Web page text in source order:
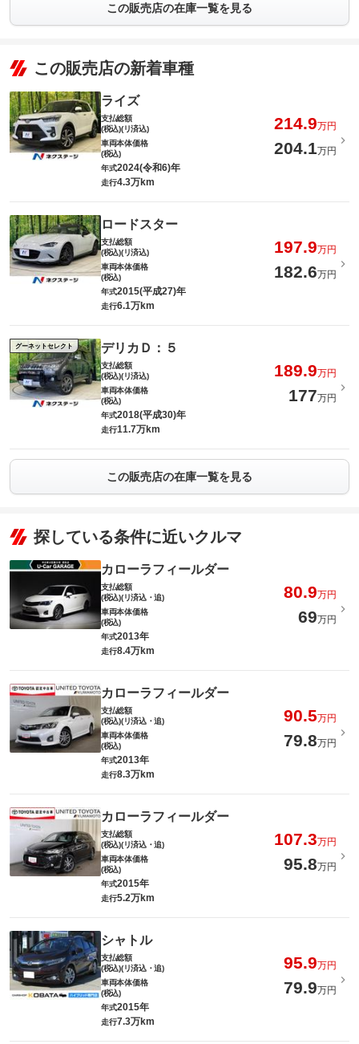
この販売店の在庫一覧を見る
この販売店の新着車種
ライズ
支払総額
(税込)(リ済込)
214.9万円
車両本体価格
(税込)
204.1万円
年式2024(令和6)年
走行4.3万km
ロードスター
支払総額
(税込)(リ済込)
197.9万円
車両本体価格
(税込)
182.6万円
年式2015(平成27)年
走行6.1万km
グーネットセレクト デリカＤ：５
支払総額
(税込)(リ済込)
189.9万円
車両本体価格
(税込)
177万円
年式2018(平成30)年
走行11.7万km
この販売店の在庫一覧を見る
探している条件に近いクルマ
カローラフィールダー
支払総額
(税込)(リ済込・追)
80.9万円
車両本体価格
(税込)
69万円
年式2013年
走行8.4万km
カローラフィールダー
支払総額
(税込)(リ済込・追)
90.5万円
車両本体価格
(税込)
79.8万円
年式2013年
走行8.3万km
カローラフィールダー
支払総額
(税込)(リ済込・追)
107.3万円
車両本体価格
(税込)
95.8万円
年式2015年
走行5.2万km
シャトル
支払総額
(税込)(リ済込・追)
95.9万円
車両本体価格
(税込)
79.9万円
年式2015年
走行7.3万km